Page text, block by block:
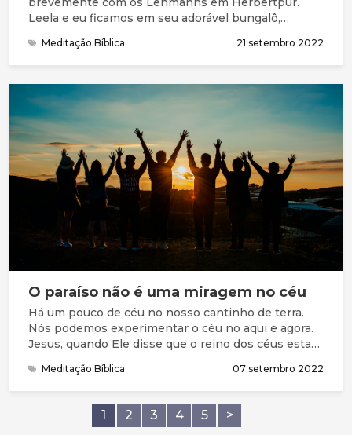
Leela e eu ficamos em seu adorável bungalô,
manhãs, depois do café da manhã, o Dr. Lehmann
caminhava em direção ao hospital. Embora muito
mais jovem, lutava para acompanhá-lo.
Meditação Bíblica 21 setembro 2022
O paraíso não é uma miragem no céu
Há um pouco de céu no nosso cantinho de terra.
Nós podemos experimentar o céu no aqui e agora.
Jesus, quando Ele disse que o reino dos céus estava
de Deus havia começado na terra. Em Efésios, Paulo
descreve eloquentemente as nossas bençãos
espirituais em Cristo e, surpreendentemente,
afirma que já estamos sentados com Ele em
Meditação Bíblica 07 setembro 2022
1 2 3 4 5 >